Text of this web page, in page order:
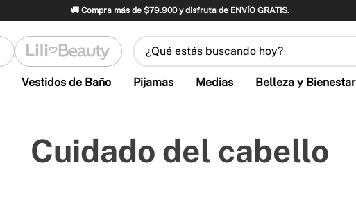
🚚 Compra más de $79.900 y disfruta de ENVÍO GRATIS.
¿Qué estás buscando hoy?
Vestidos de Baño Pijamas Medias Belleza y Bienestar
Cuidado del cabello